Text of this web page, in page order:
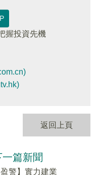
握投資先機
返回上頁
一篇新聞
盈警】實力建業